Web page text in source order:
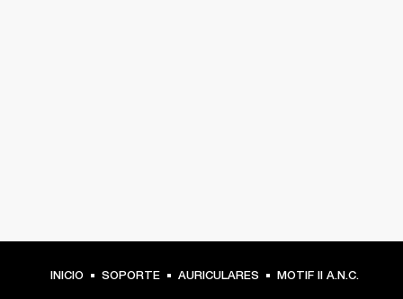
INICIO SOPORTE AURICULARES MOTIF II A.N.C.